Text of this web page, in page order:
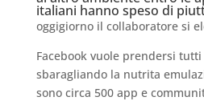
italiani hanno speso di
oggigiorno il collaboratore si
Facebook vuole prendersi
sbaragliando la nutrita
sono circa 500 app e